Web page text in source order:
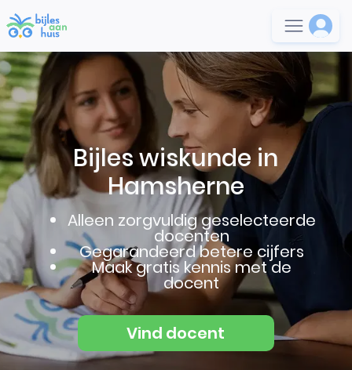
Bijles wiskunde in
Hamsherne
Alleen zorgvuldig geselecteerde
docenten
Gegarandeerd betere cijfers
Maak gratis kennis met de
docent
Vind docent